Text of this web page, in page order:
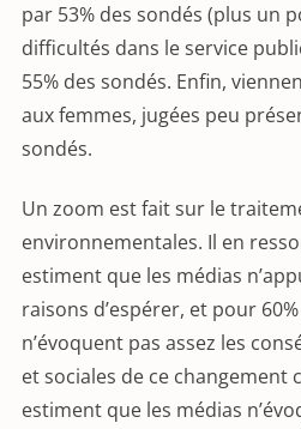
par 53% des sondés (plus un
difficultés dans le service
55% des sondés. Enfin,
aux femmes, jugées peu
sondés.
Un zoom est fait sur le
environnementales. Il en
estiment que les médias
raisons d’espérer, et pour
n’évoquent pas assez les
et sociales de ce changement
estiment que les médias